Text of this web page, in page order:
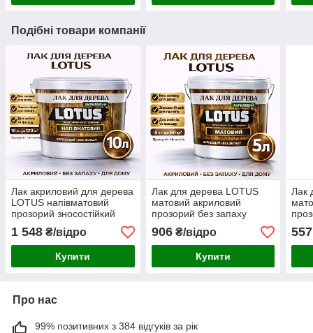
Подібні товари компанії
Лак акриловий для дерева
LOTUS напівматовий
прозорий зносостійкий
універсальний для підлоги
меблів та фасаду без
запаху 10 л
1 548 ₴/відро
Купити
Лак для дерева LOTUS
матовий акриловий
прозорий без запаху
зносостійкий
універсальний для підлоги
меблів та фасаду 5 л
906₴/відро
Купити
Лак
557
Про нас
99% позитивних з 384 відгуків за рік